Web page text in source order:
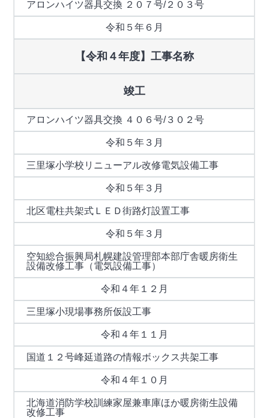
アロンハイツ器具交換 ２０７号/２０３号
令和５年６月
【令和４年度】工事名称
竣工
アロンハイツ器具交換 ４０６号/３０２号
令和５年３月
三里塚小学校リニューアル改修電気設備工事
令和５年３月
北区電柱共架式ＬＥＤ街路灯設置工事
令和５年３月
空知総合振興局札幌建設管理部本部庁舎暖房衛生
設備改修工事（電気設備工事）
令和４年１２月
三里塚小現場事務所仮設工事
令和４年１１月
国道１２号峰延道路の情報ボックス共架工事
令和４年１０月
北海道消防学校訓練家屋兼車庫ほか暖房衛生設備
改修工事